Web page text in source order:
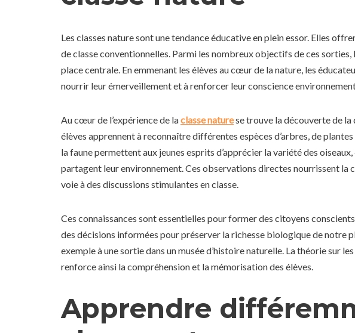
Les classes nature sont une tendance éducative en plein essor. Elles
de classe conventionnelles. Parmi les nombreux objectifs de ces
place centrale. En emmenant les élèves au cœur de la nature, les
nourrir leur émerveillement et à renforcer leur conscience
Au cœur de l’expérience de laclasse naturese trouve la découverte de la
élèves apprennent à reconnaître différentes espèces d’arbres, de
la faune permettent aux jeunes esprits d’apprécier la variété des
partagent leur environnement. Ces observations directes nourrissent la
voie à des discussions stimulantes en classe.
Ces connaissances sont essentielles pour former des citoyens
des décisions informées pour préserver la richesse biologique de notre
exemple à une sortie dans un musée d’histoire naturelle. La théorie sur
renforce ainsi la compréhension et la mémorisation des élèves.
Apprendre